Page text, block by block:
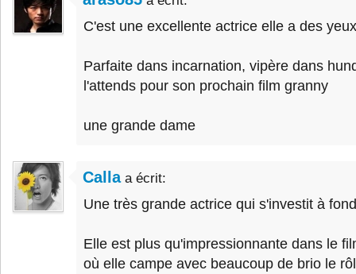
C'est une excellente actrice elle a des
Parfaite dans incarnation, vipère dans
l'attends pour son prochain film granny
une grande dame
Callaa écrit:
Une très grande actrice qui s'investit à
Elle est plus qu'impressionnante dans le
où elle campe avec beaucoup de brio le